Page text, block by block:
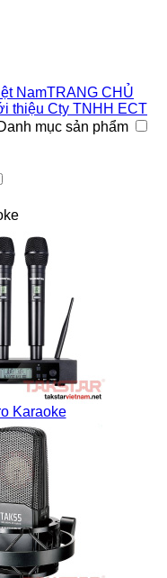
TRANG CHỦ
thiệu Cty TNHH ECT
mục sản phẩm
Karaoke